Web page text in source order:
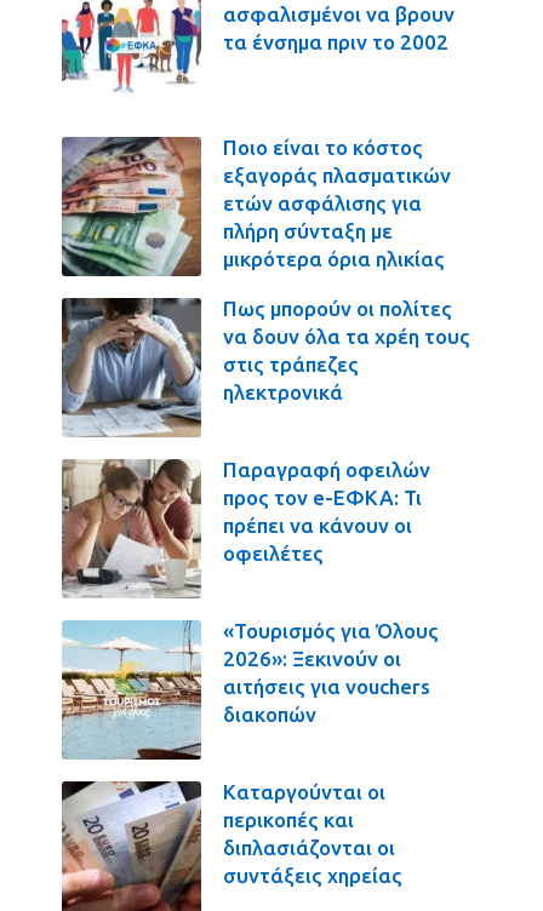
ασφαλισμένοι να βρουν
τα ένσημα πριν το 2002
Ποιο είναι το κόστος
εξαγοράς πλασματικών
ετών ασφάλισης για
πλήρη σύνταξη με
μικρότερα όρια ηλικίας
Πως μπορούν οι πολίτες
να δουν όλα τα χρέη τους
στις τράπεζες
ηλεκτρονικά
Παραγραφή οφειλών
προς τον e-ΕΦΚΑ: Τι
πρέπει να κάνουν οι
οφειλέτες
«Τουρισμός για Όλους
2026»: Ξεκινούν οι
αιτήσεις για vouchers
διακοπών
Καταργούνται οι
περικοπές και
διπλασιάζονται οι
συντάξεις χηρείας